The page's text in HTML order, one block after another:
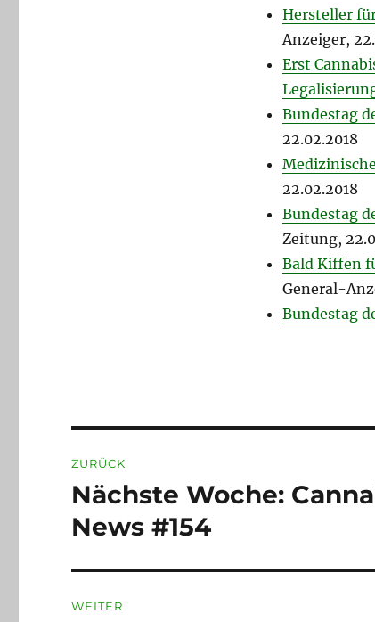
Hersteller
Anzeiger,
Erst
Bundestag
22.02.2018
22.02.2018
Bundestag
Zeitung,
Bald Kiffen
General-
Bundestag
ZURÜCK
Vorheriger
Beitrag:
Nächste Woche:
News #154
WEITER